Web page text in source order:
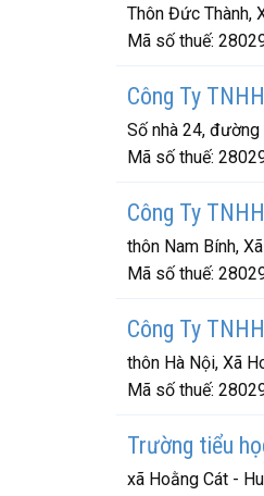
Thôn Đức Thành,
Mã số thuế:
Công Ty
Số nhà 24, đường
Mã số thuế:
Công Ty
thôn Nam Bính,
Mã số thuế:
Công Ty
thôn Hà Nội, Xã
Mã số thuế:
Trường tiểu
xã Hoằng Cát -